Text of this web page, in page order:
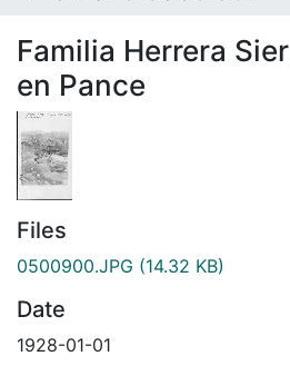
Familia Herrera
en Pance
Files
0500900.JPG (14.32 KB)
Date
1928-01-01